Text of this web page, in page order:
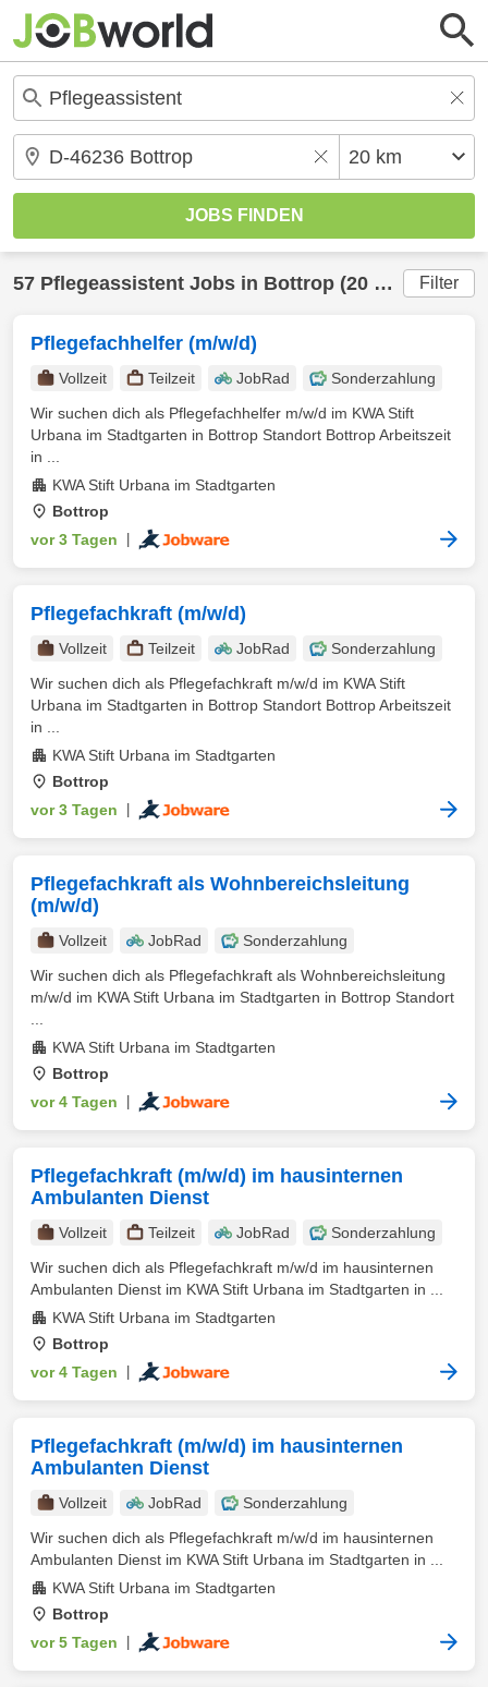
57 Pflegeassistent Jobs in Bottrop (20 km) gefunden Filter
Pflegefachhelfer (m/w/d)
Vollzeit Teilzeit JobRad
Sonderzahlung
Wir suchen dich als Pflegefachhelfer m/w/d im KWA Stift
Urbana im Stadtgarten in Bottrop Standort Bottrop Arbeitszeit
in ...
KWA Stift Urbana im Stadtgarten
Bottrop
vor 3 Tagen
Pflegefachkraft (m/w/d)
Vollzeit Teilzeit JobRad
Sonderzahlung
Wir suchen dich als Pflegefachkraft m/w/d im KWA Stift
Urbana im Stadtgarten in Bottrop Standort Bottrop Arbeitszeit
in ...
KWA Stift Urbana im Stadtgarten
Bottrop
vor 3 Tagen
Pflegefachkraft als Wohnbereichsleitung
(m/w/d)
Vollzeit JobRad
Sonderzahlung
Wir suchen dich als Pflegefachkraft als Wohnbereichsleitung
m/w/d im KWA Stift Urbana im Stadtgarten in Bottrop Standort
KWA Stift Urbana im Stadtgarten
Bottrop
vor 4 Tagen
Pflegefachkraft (m/w/d) im hausinternen
Ambulanten Dienst
Vollzeit Teilzeit JobRad
Sonderzahlung
Wir suchen dich als Pflegefachkraft m/w/d im hausinternen
Ambulanten Dienst im KWA Stift Urbana im Stadtgarten in ...
KWA Stift Urbana im Stadtgarten
Bottrop
vor 4 Tagen
Pflegefachkraft (m/w/d) im hausinternen
Ambulanten Dienst
Vollzeit JobRad
Sonderzahlung
Wir suchen dich als Pflegefachkraft m/w/d im hausinternen
Ambulanten Dienst im KWA Stift Urbana im Stadtgarten in ...
KWA Stift Urbana im Stadtgarten
Bottrop
vor 5 Tagen